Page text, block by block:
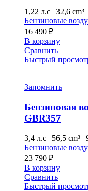
1,22 л.с | 32,6 cm³ |
Бензиновые
16 490 ₽
В корзину
Сравнить
Быстрый
Запомнить
Бензиновая
GBR357
3,4 л.с | 56,5 cm³ |
Бензиновые
23 790 ₽
В корзину
Сравнить
Быстрый